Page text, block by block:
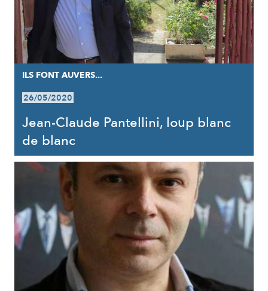
ILS FONT AUVERS...
26/05/2020
Jean-Claude Pantellini, loup blanc
de blanc